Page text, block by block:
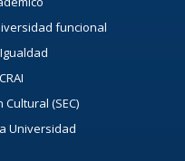
funcional
(SEC)
Universidad